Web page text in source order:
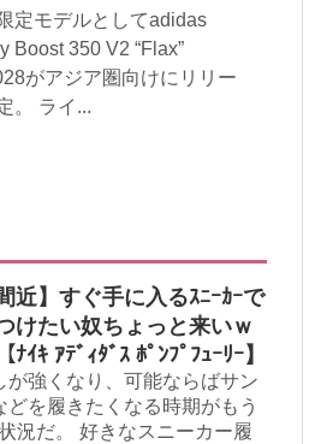
定モデルとしてadidas
Boost 350 V2 “Flax”
がアジア圏向けにリリー
。 ライ...
近】すぐ手に入るｽﾆｰｶｰで
けたい奴ちょっと来いｗ
ﾅｲｷ ｱﾃﾞｨﾀﾞｽ ﾎﾟﾝﾌﾟﾌｭｰﾘｰ】
が強くなり、可能ならばサン
どを履きたくなる時期がもう
況だ。 好きなスニーカー履